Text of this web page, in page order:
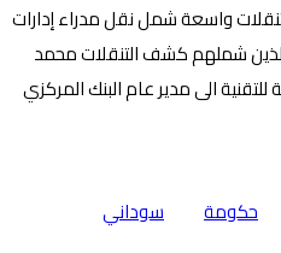
واسعة شمل نقل مدراء إدارات
الذين شملهم كشف التنقلات محمد
الى مدير عام البنك المركزي
حكومة سوداني